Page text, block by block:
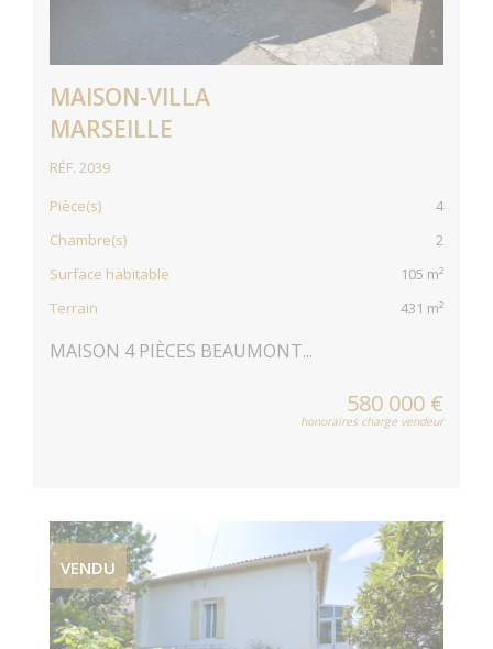
MAISON-VILLA
MARSEILLE
RÉF. 2039
Pièce(s)
4
Chambre(s)
2
Surface habitable
105 m²
Terrain
431 m²
MAISON 4 PIÈCES BEAUMONT...
580 000 €
honoraires charge vendeur
VENDU